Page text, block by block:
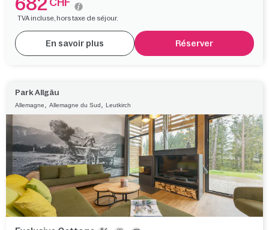
TVA incluse, hors taxe de séjour.
En savoir plus Réserver
Park Allgäu
Allemagne Allemagne du Sud Leutkirch